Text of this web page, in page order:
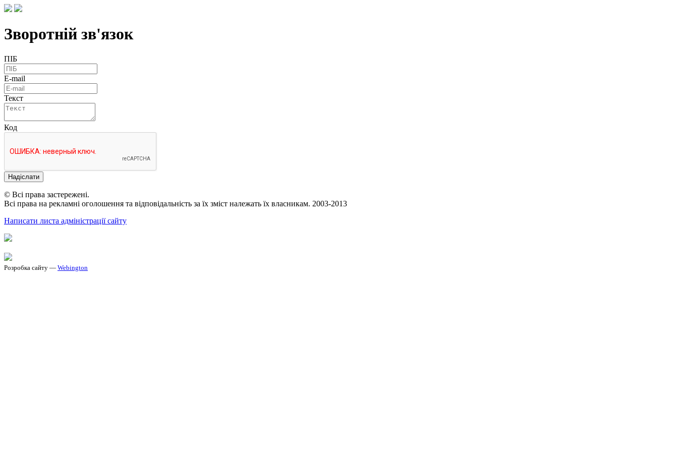
Зворотній зв'язок
ПІБ
E-mail
Текст
Код
Надіслати
© Всі права застережені.
Всі права на рекламні оголошення та відповідальність за їх зміст належать їх власникам. 2003-2013
Написати листа адміністрації сайту
Розробка сайту — Webington